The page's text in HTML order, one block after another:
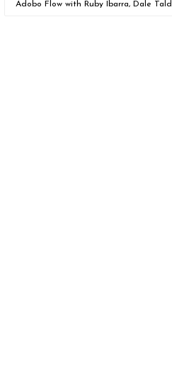
Adobo Flow with Ruby Ibarra, Dale